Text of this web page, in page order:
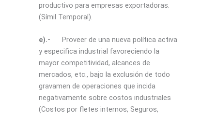
productivo para empresas exportadoras.
(Símil Temporal).
e).- Proveer de una nueva política activa
y especifica industrial favoreciendo la
mayor competitividad, alcances de
mercados, etc., bajo la exclusión de todo
gravamen de operaciones que incida
negativamente sobre costos industriales
(Costos por fletes internos, Seguros,